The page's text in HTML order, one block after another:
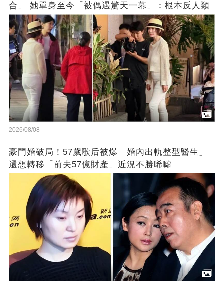
合」 她單身至今「被偶遇驚天一幕」：根本反人類
2026/08/08
豪門婚破局！57歲歌后被爆「婚內出軌整型醫生」
還想轉移「前夫57億財產」近況不勝唏噓